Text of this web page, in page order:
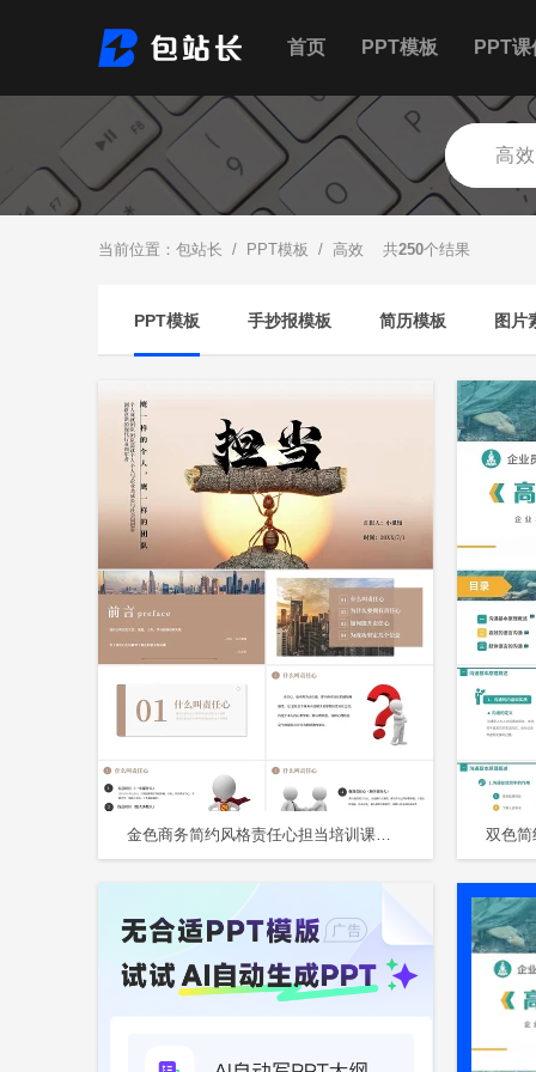
首页 PPT模板 PPT课
当前位置： 包站长 / PPT模板 / 高效 共250个结果
PPT模板 手抄报模板 简历模板 图片
金色商务简约风格责任心担当培训课件PPT模板